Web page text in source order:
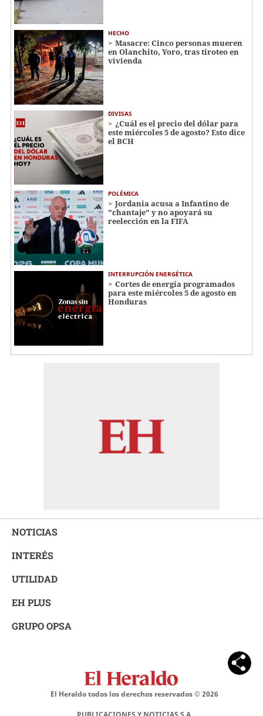
HECHO
Masacre: Cinco personas mueren
en Olanchito, Yoro, tras tiroteo en
vivienda
DIVISAS
¿Cuál es el precio del dólar para
este miércoles 5 de agosto? Esto dice
el BCH
POLÉMICA
Jordania acusa a Infantino de
"chantaje" y no apoyará su
reelección en la FIFA
INTERRUPCIÓN ENERGÉTICA
Cortes de energía programados
para este miércoles 5 de agosto en
Honduras
NOTICIAS
INTERÉS
UTILIDAD
EH PLUS
GRUPO OPSA
El Heraldo todos los derechos reservados ©2026